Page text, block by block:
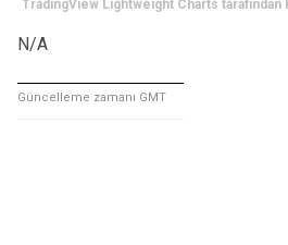
TradingView Lightweight Charts tarafından
N/A
Güncelleme zamanı GMT